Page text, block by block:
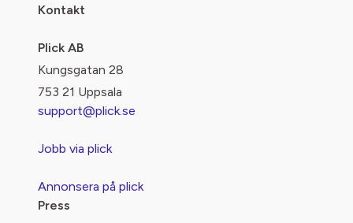
Kontakt
Plick AB
Kungsgatan 28
753 21 Uppsala
support@plick.se
Jobb via plick
Annonsera på plick
Press